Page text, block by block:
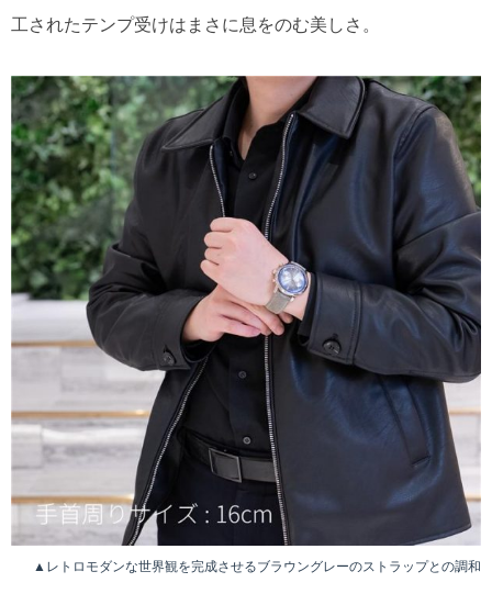
工されたテンプ受けはまさに息をのむ美しさ。
▲レトロモダンな世界観を完成させるブラウングレーのストラップとの調和